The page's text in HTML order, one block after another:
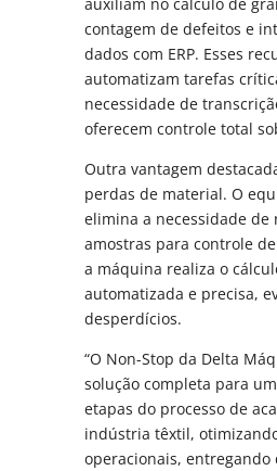
contagem de defeitos e
dados com ERP. Esses
automatizam tarefas
necessidade de
oferecem controle total
Outra vantagem
perdas de material. O
elimina a necessidade de
amostras para controle
a máquina realiza o
automatizada e precisa,
desperdícios.
“O Non-Stop da Delta
solução completa para
etapas do processo de
indústria têxtil,
operacionais, entregando